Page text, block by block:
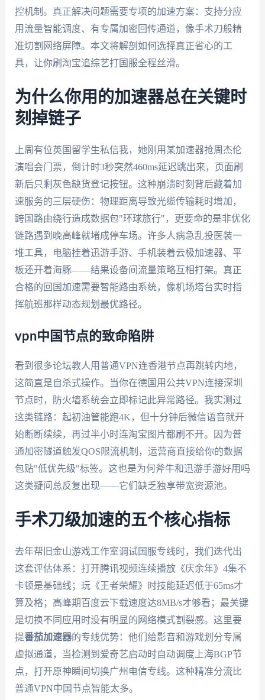
控机制。真正解决问题需要专项的加速方案：支持分应
用流量智能调度、有专属加密回传通道，像手术刀般精
准切割网络屏障。本文将解剖如何选择真正省心的工
具，让你刷淘宝追综艺打国服全程丝滑。
为什么你用的加速器总在关键时
刻掉链子
上周有位英国留学生私信我，她刚用某加速器抢周杰伦
演唱会门票，倒计时3秒突然460ms延迟跳出来，页面刷
新后只剩灰色缺货登记按钮。这种崩溃时刻背后藏着加
速服务的三层硬伤：物理距离导致光缆传输耗时增加，
跨国路由绕行造成数据包"环球旅行"，更要命的是非优化
链路遇到晚高峰就堵成停车场。许多人病急乱投医装一
堆工具，电脑挂着迅游手游、手机装着云极加速器、平
板还开着海豚——结果设备间流量策略互相打架。真正
合格的回国加速需要智能路由系统，像机场塔台实时指
挥航班那样动态规划最优路径。
vpn中国节点的致命陷阱
看到很多论坛教人用普通VPN连香港节点再跳转内地，
这简直是自杀式操作。当你在德国用公共VPN连接深圳
节点时，防火墙系统会立即标记此异常路径。我实测过
这类链路：起初油管能跑4K，但十分钟后微信语音就开
始断断续续，再过半小时连淘宝图片都刷不开。因为普
通加密隧道触发QOS限流机制，运营商直接给你的数据
包贴"低优先级"标签。这也是为何斧牛和迅游手游好用吗
这类疑问总反复出现——它们缺乏独享带宽资源池。
手术刀级加速的五个核心指标
去年帮旧金山游戏工作室调试国服专线时，我们迭代出
这套评估体系：打开腾讯视频连续播放《庆余年》4集不
卡顿是基础线；玩《王者荣耀》时技能延迟低于65ms才
算及格；高峰期百度云下载速度达8MB/s才够看；最关键
是切换不同应用时没有明显的网络模式割裂感。这里要
提番茄加速器的专线优势：他们给影音和游戏划分专属
虚拟通道，当检测到爱奇艺启动时自动调度上海BGP节
点，打开原神瞬间切换广州电信专线。这种精准分流比
普通VPN中国节点智能太多。